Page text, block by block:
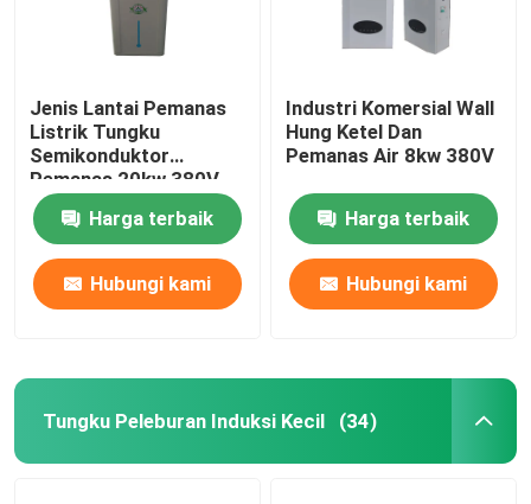
Jenis Lantai Pemanas
Listrik Tungku
Semikonduktor
Pemanas 20kw 380V
Harga terbaik
Hubungi kami
Industri Komersial Wall
Hung Ketel Dan
Pemanas Air 8kw 380V
Harga terbaik
Hubungi kami
Tungku Peleburan Induksi Kecil (34)